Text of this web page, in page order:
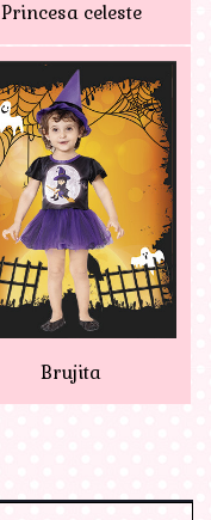
Princesa celeste
Brujita